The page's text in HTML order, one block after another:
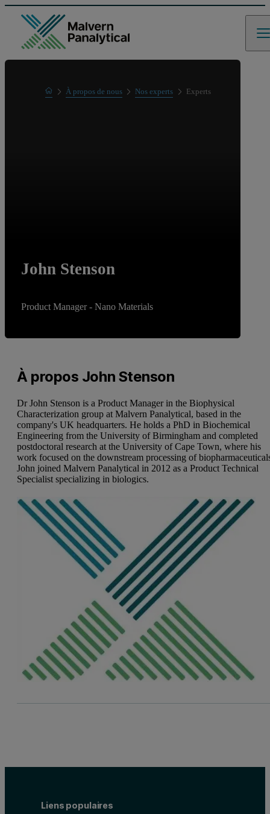
HomeÀ propos de nous Nos experts Experts
John Stenson
Product Manager - Nano Materials
À propos John Stenson
Dr John Stenson is a Product Manager in the Biophysical
Characterization group at Malvern Panalytical, based in the
company's UK headquarters. He holds a PhD in Biochemical
Engineering from the University of Birmingham and completed
postdoctoral research at the University of Cape Town, where his
work focused on the downstream processing of
John joined Malvern Panalytical in 2012 as a Product Technical
Specialist specializing in biologics.
Liens populaires